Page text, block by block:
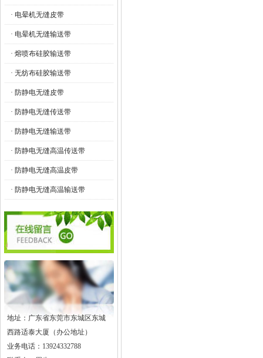
· 电晕机无缝皮带
· 电晕机无缝输送带
· 熔喷布硅胶输送带
· 无纺布硅胶输送带
· 防静电无缝皮带
· 防静电无缝传送带
· 防静电无缝输送带
· 防静电无缝高温传送带
· 防静电无缝高温皮带
· 防静电无缝高温输送带
地址：广东省东莞市东城区东城
西路适泰大厦（办公地址）
业务电话：13924332788